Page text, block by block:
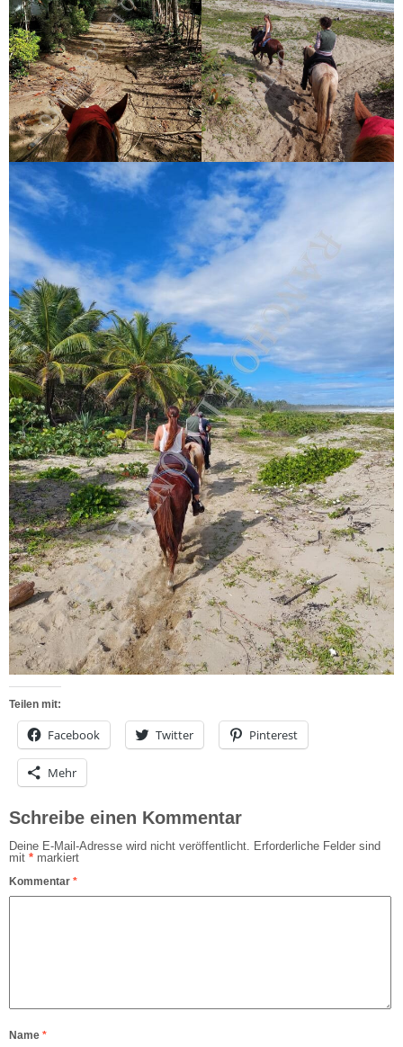
Teilen mit:
Facebook Twitter Pinterest
Mehr
Schreibe einen Kommentar
Deine E-Mail-Adresse wird nicht veröffentlicht. Erforderliche Felder sind
mit * markiert
Kommentar *
Name *